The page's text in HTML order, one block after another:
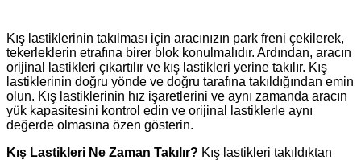
Kış lastiklerinin takılması için aracınızın park freni çekilerek,
tekerleklerin etrafına birer blok konulmalıdır. Ardından, aracın
orijinal lastikleri çıkartılır ve kış lastikleri yerine takılır. Kış
lastiklerinin doğru yönde ve doğru tarafına takıldığından emin
olun. Kış lastiklerinin hız işaretlerini ve aynı zamanda aracın
yük kapasitesini kontrol edin ve orijinal lastiklerle aynı
değerde olmasına özen gösterin.
Kış Lastikleri Ne Zaman Takılır? Kış lastikleri takıldıktan